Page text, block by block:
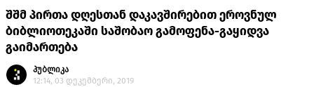
შშმ პირთა დღესთან დაკავშირებით ეროვნულ
ბიბლიოთეკაში საშობაო გამოფენა-გაყიდვა
გაიმართება
პუბლიკა
12:14, 03 დეკემბერი, 2019